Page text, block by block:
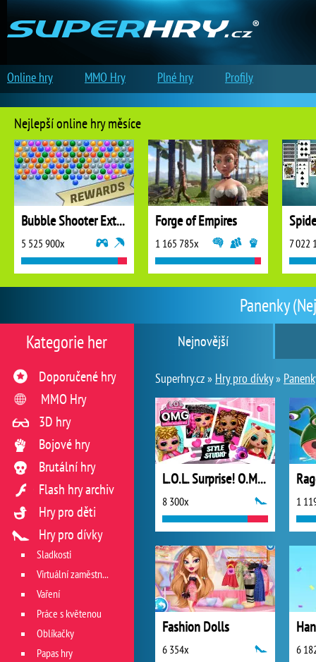
Panenky
Nejnovější
Superhry.cz » Hry pro dívky»
L.O.L. Surprise! O.M.G.™ Style Studio
8 300x 1
Fashion Dolls
6 354x 6
Kategorie her
Doporučené hry
MMO Hry
3D hry
Bojové hry
Brutální hry
Flash hry archiv
Hry pro děti
Hry pro dívky
Sladkosti
Virtuální zaměstnání v restauraci
Vaření
Práce s květenou
Oblíkačky
Papas hry
Nejlepší online hry měsíce
Bubble Shooter Extreme
5 525 900x
Forge of Empires
1 165 785x 7 022
Online hry MMO Hry Plné hry Profily